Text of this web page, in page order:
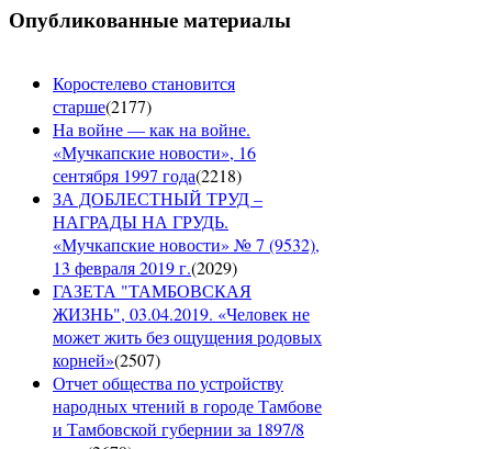
Опубликованные материалы
Коростелево становится
старше(2177)
На войне — как на войне.
«Мучкапские новости», 16
сентября 1997 года(2218)
ЗА ДОБЛЕСТНЫЙ ТРУД –
НАГРАДЫ НА ГРУДЬ.
«Мучкапские новости» № 7 (9532),
13 февраля 2019 г.(2029)
ГАЗЕТА "ТАМБОВСКАЯ
ЖИЗНЬ", 03.04.2019. «Человек не
может жить без ощущения родовых
корней»(2507)
Отчет общества по устройству
народных чтений в городе Тамбове
и Тамбовской губернии за 1897/8